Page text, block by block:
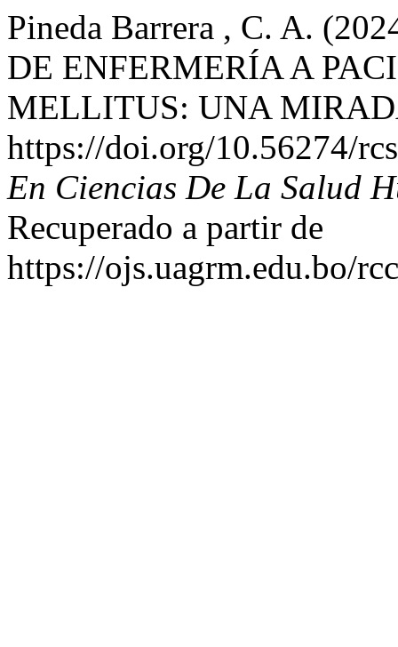
Pineda Barrera , C. A.
DE ENFERMERÍA A
MELLITUS: UNA
https://doi.org/10.56274/
En Ciencias De La Salud
Recuperado a partir de
https://ojs.uagrm.edu.bo/